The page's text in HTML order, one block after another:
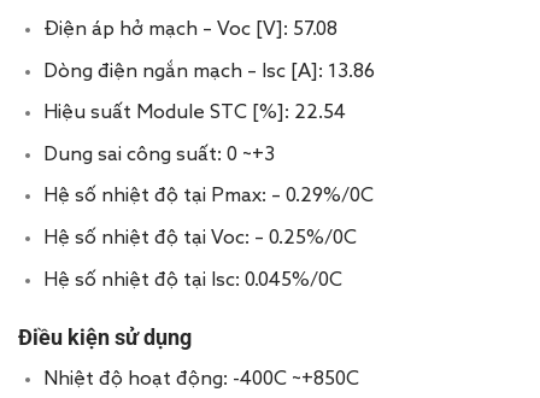
Điện áp hở mạch – Voc [V]: 57.08
Dòng điện ngắn mạch – Isc [A]: 13.86
Hiệu suất Module STC [%]: 22.54
Dung sai công suất: 0 ~+3
Hệ số nhiệt độ tại Pmax: – 0.29%/0C
Hệ số nhiệt độ tại Voc: – 0.25%/0C
Hệ số nhiệt độ tại Isc: 0.045%/0C
Điều kiện sử dụng
Nhiệt độ hoạt động: -400C ~+850C